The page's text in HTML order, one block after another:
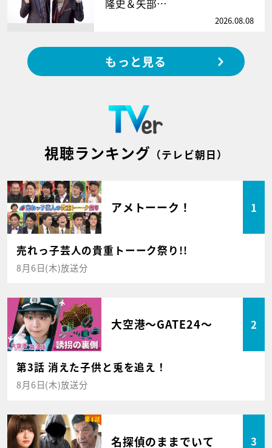
隆史＆矢部…
2026.08.08
もっと見る
視聴ランキング （テレビ朝日）
アメトーーク！ 1
売れっ子芸人の貴重トーーク祭り!!
8月6日(木)放送分
大空港～GATE24～ 2
第3話 消えた子供と兎を追え！
8月6日(木)放送分
名探偵のままでいて 3